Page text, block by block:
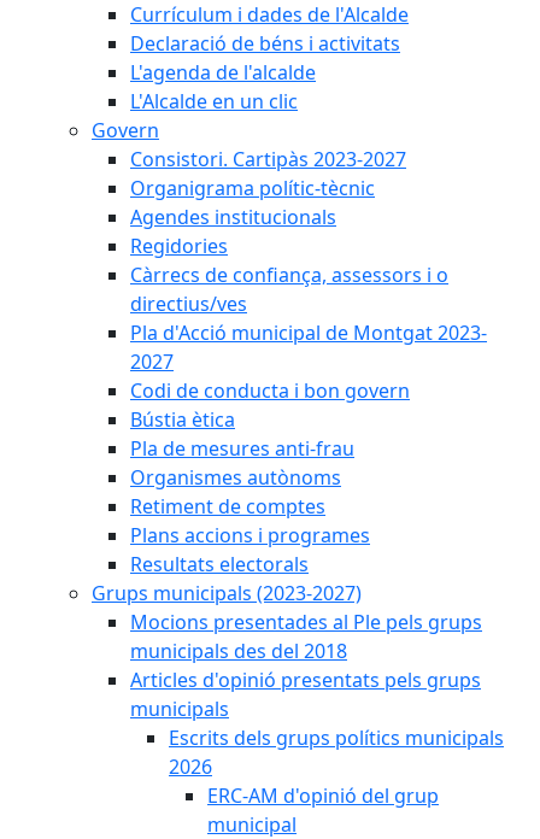
Currículum i dades de l'Alcalde
Declaració de béns i activitats
L'agenda de l'alcalde
L'Alcalde en un clic
Govern
Consistori. Cartipàs 2023-2027
Organigrama polític-tècnic
Agendes institucionals
Regidories
Càrrecs de confiança, assessors i o
directius/ves
Pla d'Acció municipal de Montgat 2023-
2027
Codi de conducta i bon govern
Bústia ètica
Pla de mesures anti-frau
Organismes autònoms
Retiment de comptes
Plans accions i programes
Resultats electorals
Grups municipals (2023-2027)
Mocions presentades al Ple pels grups
municipals des del 2018
Articles d'opinió presentats pels grups
municipals
Escrits dels grups polítics municipals
2026
ERC-AM d'opinió del grup
municipal